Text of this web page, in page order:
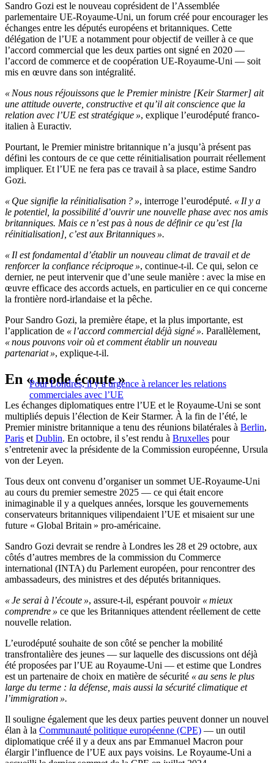
Sandro Gozi est le nouveau coprésident de l’Assemblée
parlementaire UE-Royaume-Uni, un forum créé pour encourager les
échanges entre les députés européens et britanniques. Cette
délégation de l’UE a notamment pour objectif de veiller à ce que
l’accord commercial que les deux parties ont signé en 2020 —
l’accord de commerce et de coopération UE-Royaume-Uni — soit
mis en œuvre dans son intégralité.
« Nous nous réjouissons que le Premier ministre [Keir Starmer] ait
une attitude ouverte, constructive et qu’il ait conscience que la
relation avec l’UE est stratégique », explique l’eurodéputé franco-
italien à Euractiv.
Pourtant, le Premier ministre britannique n’a jusqu’à présent pas
défini les contours de ce que cette réinitialisation pourrait réellement
impliquer. Et l’UE ne fera pas ce travail à sa place, estime Sandro
Gozi.
« Que signifie la réinitialisation ? », interroge l’eurodéputé. « Il y a
le potentiel, la possibilité d’ouvrir une nouvelle phase avec nos amis
britanniques. Mais ce n’est pas à nous de définir ce qu’est [la
réinitialisation], c’est aux Britanniques ».
« Il est fondamental d’établir un nouveau climat de travail et de
renforcer la confiance réciproque », continue-t-il. Ce qui, selon ce
dernier, ne peut intervenir que d’une seule manière : avec la mise en
œuvre efficace des accords actuels, en particulier en ce qui concerne
la frontière nord-irlandaise et la pêche.
Pour Sandro Gozi, la première étape, et la plus importante, est
l’application de « l’accord commercial déjà signé ». Parallèlement,
« nous pouvons voir où et comment établir un nouveau
partenariat », explique-t-il.
Pour Londres, il y a urgence à relancer les relations
commerciales avec l’UE
En « mode écoute »
Les échanges diplomatiques entre l’UE et le Royaume-Uni se sont
multipliés depuis l’élection de Keir Starmer. À la fin de l’été, le
Premier ministre britannique a tenu des réunions bilatérales à Berlin,
Paris et Dublin. En octobre, il s’est rendu à Bruxelles pour
s’entretenir avec la présidente de la Commission européenne, Ursula
von der Leyen.
Tous deux ont convenu d’organiser un sommet UE-Royaume-Uni
au cours du premier semestre 2025 — ce qui était encore
inimaginable il y a quelques années, lorsque les gouvernements
conservateurs britanniques vilipendaient l’UE et misaient sur une
future « Global Britain » pro-américaine.
Sandro Gozi devrait se rendre à Londres les 28 et 29 octobre, aux
côtés d’autres membres de la commission du Commerce
international (INTA) du Parlement européen, pour rencontrer des
ambassadeurs, des ministres et des députés britanniques.
« Je serai à l’écoute », assure-t-il, espérant pouvoir « mieux
comprendre » ce que les Britanniques attendent réellement de cette
nouvelle relation.
L’eurodéputé souhaite de son côté se pencher la mobilité
transfrontalière des jeunes — sur laquelle des discussions ont déjà
été proposées par l’UE au Royaume-Uni — et estime que Londres
est un partenaire de choix en matière de sécurité « au sens le plus
large du terme : la défense, mais aussi la sécurité climatique et
l’immigration ».
Il souligne également que les deux parties peuvent donner un nouvel
élan à la Communauté politique européenne (CPE) — un outil
diplomatique créé il y a deux ans par Emmanuel Macron pour
élargir l’influence de l’UE aux pays voisins. Le Royaume-Uni a